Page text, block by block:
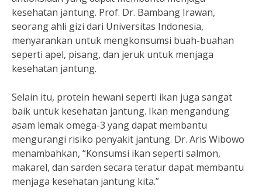
kesehatan jantung. Prof. Dr. Bambang Irawan,
seorang ahli gizi dari Universitas Indonesia,
menyarankan untuk mengkonsumsi buah-buahan
seperti apel, pisang, dan jeruk untuk menjaga
kesehatan jantung.
Selain itu, protein hewani seperti ikan juga sangat
baik untuk kesehatan jantung. Ikan mengandung
asam lemak omega-3 yang dapat membantu
mengurangi risiko penyakit jantung. Dr. Aris Wibowo
menambahkan, “Konsumsi ikan seperti salmon,
makarel, dan sarden secara teratur dapat membantu
menjaga kesehatan jantung kita.”